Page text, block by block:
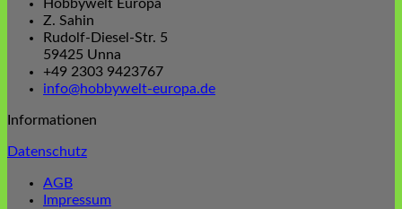
Hobbywelt Europa
Z. Sahin
Rudolf-Diesel-Str. 5
59425 Unna
+49 2303 9423767
info@hobbywelt-europa.de
Informationen
Datenschutz
AGB
Impressum